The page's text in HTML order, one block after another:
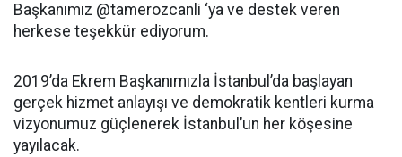
Başkanımız @tamerozcanli ‘ya ve destek veren
herkese teşekkür ediyorum.
2019’da Ekrem Başkanımızla İstanbul’da başlayan
gerçek hizmet anlayışı ve demokratik kentleri kurma
vizyonumuz güçlenerek İstanbul’un her köşesine
yayılacak.